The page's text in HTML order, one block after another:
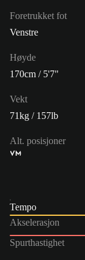
Foretrukket fot
Venstre
Høyde
170cm / 5'7"
Vekt
71kg / 157lb
Alt. posisjoner
VM
Tempo
Akselerasjon
Spurthastighet